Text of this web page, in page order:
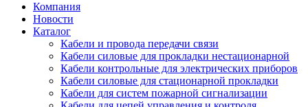
Компания
Новости
Каталог
Кабели и провода передачи связи
Кабели силовые для прокладки нестационарной
Кабели контрольные для электрических приборов
Кабели силовые для стационарной прокладки
Кабели для систем пожарной сигнализации